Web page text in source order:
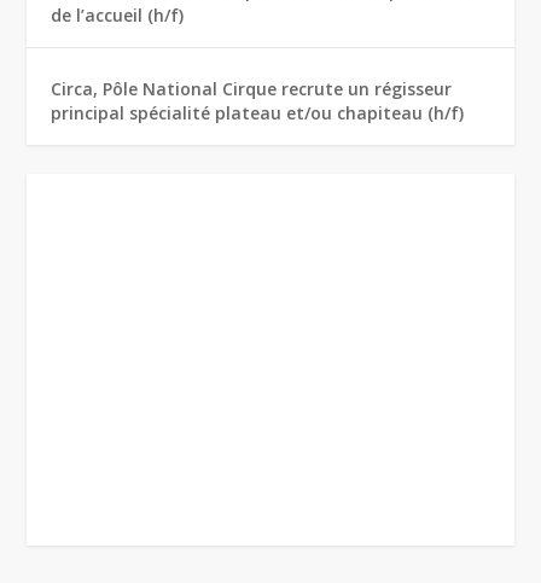
de l’accueil (h/f)
Circa, Pôle National Cirque recrute un régisseur
principal spécialité plateau et/ou chapiteau (h/f)